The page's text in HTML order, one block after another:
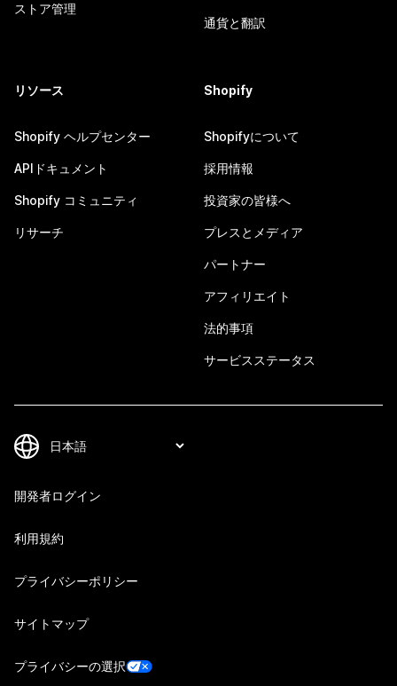
ストア管理
通貨と翻訳
リソース
Shopify ヘルプセンター
APIドキュメント
Shopify コミュニティ
リサーチ
Shopify
Shopifyについて
採用情報
投資家の皆様へ
プレスとメディア
パートナー
アフィリエイト
法的事項
サービスステータス
開発者ログイン
利用規約
プライバシーポリシー
サイトマップ
プライバシーの選択